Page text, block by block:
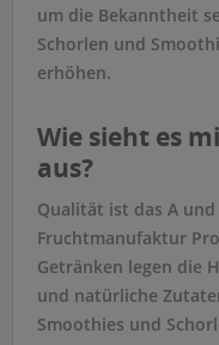
um die Bekanntheit
Schorlen und
erhöhen.
Wie sieht es
aus?
Qualität ist das A
Fruchtmanufaktur
Getränken legen die
und natürliche
Smoothies und